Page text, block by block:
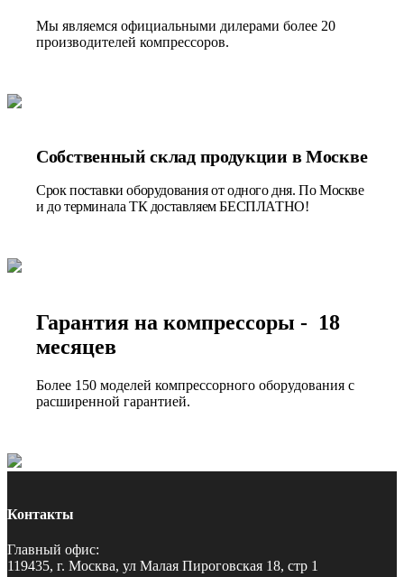
Мы являемся официальными дилерами более 20
производителей компрессоров.
Собственный склад продукции в Москве
Срок поставки оборудования от одного дня. По Москве
и до терминала ТК доставляем БЕСПЛАТНО!
Гарантия на компрессоры - 18
месяцев
Более 150 моделей компрессорного оборудования с
расширенной гарантией.
Контакты
Главный офис:
119435, г. Москва, ул Малая Пироговская 18, стр 1